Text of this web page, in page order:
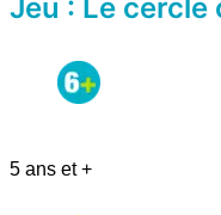
Jeu : Le cercle
5 ans et +